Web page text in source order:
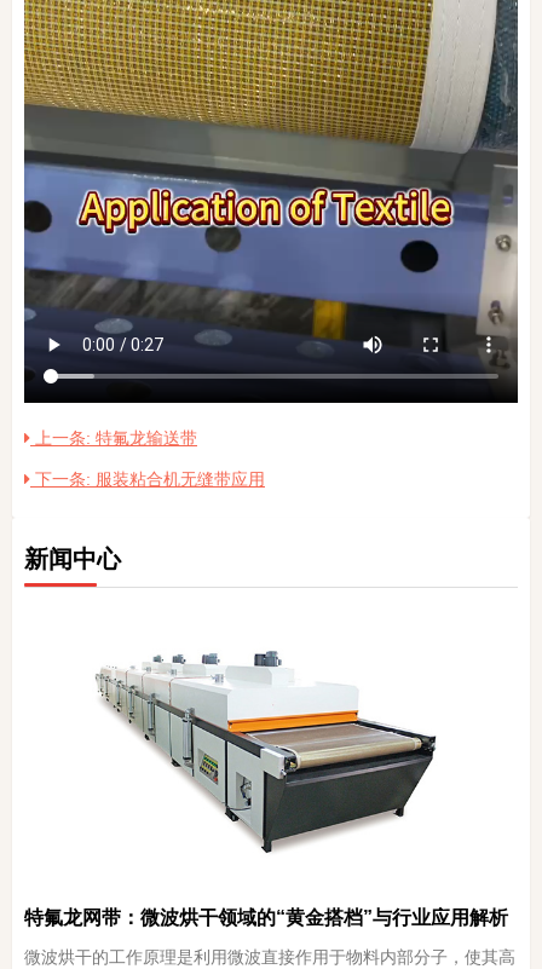
上一条: 特氟龙输送带
下一条: 服装粘合机无缝带应用
新闻中心
特氟龙网带：微波烘干领域的“黄金搭档”与行业应用解析
微波烘干的工作原理是利用微波直接作用于物料内部分子，使其高